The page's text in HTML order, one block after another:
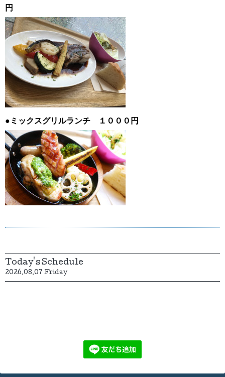
円
●ミックスグリルランチ １０００円
Today's Schedule
2026.08.07 Friday